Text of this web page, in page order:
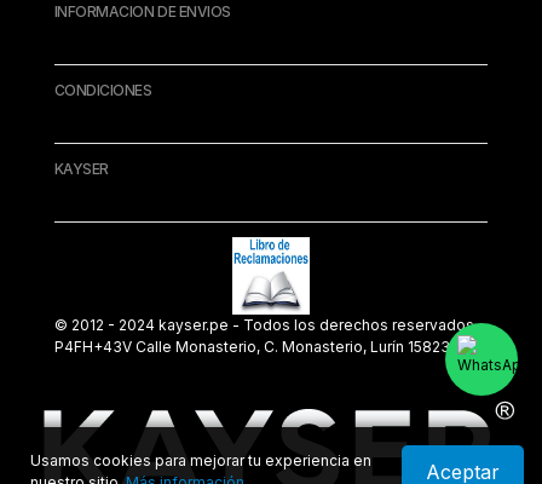
Usamos cookies para mejorar tu experiencia en
Aceptar
INFORMACION DE ENVIOS
CONDICIONES
KAYSER
© 2012 - 2024 kayser.pe - Todos los derechos reservados.
P4FH+43V Calle Monasterio, C. Monasterio, Lurín 15823